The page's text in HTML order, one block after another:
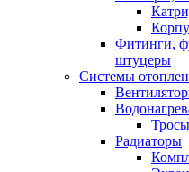
Фитинги,
штуцеры
Системы
Радиаторы